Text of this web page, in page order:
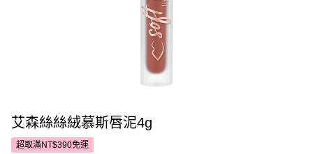
艾森絲絲絨慕斯唇泥4g
超取滿NT$390免運